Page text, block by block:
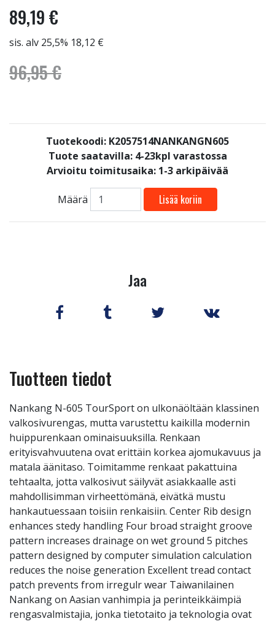
89,19 €
sis. alv 25,5% 18,12 €
96,95 €
Tuotekoodi: K2057514NANKANGN605
Tuote saatavilla: 4-23kpl varastossa
Arvioitu toimitusaika: 1-3 arkipäivää
Määrä Lisää koriin
Jaa
Tuotteen tiedot
Nankang N-605 TourSport on ulkonäöltään klassinen
valkosivurengas, mutta varustettu kaikilla modernin
huippurenkaan ominaisuuksilla. Renkaan
erityisvahvuutena ovat erittäin korkea ajomukavuus ja
matala äänitaso. Toimitamme renkaat pakattuina
tehtaalta, jotta valkosivut säilyvät asiakkaalle asti
mahdollisimman virheettömänä, eivätkä mustu
hankautuessaan toisiin renkaisiin. Center Rib design
enhances stedy handling Four broad straight groove
pattern increases drainage on wet ground 5 pitches
pattern designed by computer simulation calculation
reduces the noise generation Excellent tread contact
patch prevents from irregulr wear Taiwanilainen
Nankang on Aasian vanhimpia ja perinteikkäimpiä
rengasvalmistajia, jonka tietotaito ja teknologia ovat